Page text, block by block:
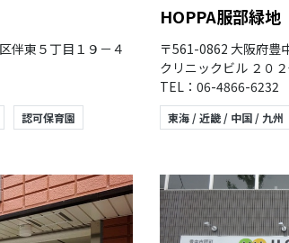
伴東５丁目１９－４
認可保育園
HOPPA服部緑地
〒561-0862 大阪府豊
クリニックビル ２０
TEL：06-4866-6232
東海 / 近畿 / 中国 / 九州